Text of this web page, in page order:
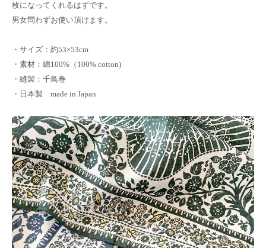
枚になってくれるはずです。
男女問わずお使い頂けます。
・サイズ：約53×53cm
・素材：綿100%（100% cotton)
・縫製：千鳥巻
・日本製 made in Japan